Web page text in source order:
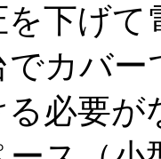
下げて
カバー
必要が